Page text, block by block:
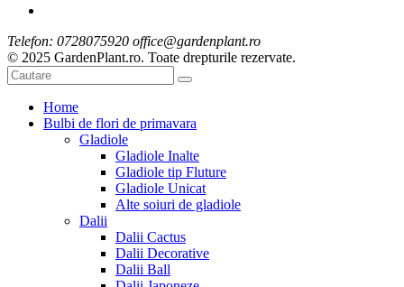
Telefon: 0728075920 office@gardenplant.ro
© 2025 GardenPlant.ro. Toate drepturile rezervate.
Home
Bulbi de flori de primavara
Gladiole
Gladiole Inalte
Gladiole tip Fluture
Gladiole Unicat
Alte soiuri de gladiole
Dalii
Dalii Cactus
Dalii Decorative
Dalii Ball